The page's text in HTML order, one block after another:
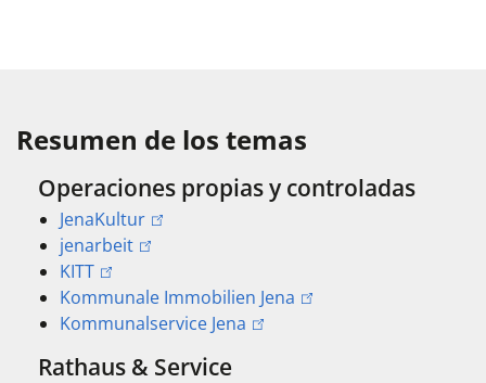
Resumen de los temas
Operaciones propias y controladas
JenaKultur
jenarbeit
KITT
Kommunale Immobilien Jena
Kommunalservice Jena
Rathaus & Service